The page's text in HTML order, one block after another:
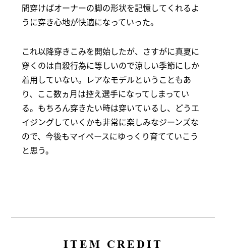
間穿けばオーナーの脚の形状を記憶してくれるよ
うに穿き心地が快適になっていった。
これ以降穿きこみを開始したが、さすがに真夏に
穿くのは自殺行為に等しいので涼しい季節にしか
着用していない。レアなモデルということもあ
り、ここ数ヵ月は控え選手になってしまってい
る。もちろん穿きたい時は穿いているし、どうエ
イジングしていくかも非常に楽しみなジーンズな
ので、今後もマイペースにゆっくり育てていこう
と思う。
ITEM CREDIT